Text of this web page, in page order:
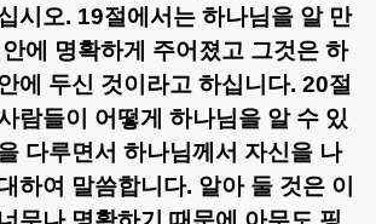
시오. 19절에서는 하나님을 알 만
에 명확하게 주어졌고 그것은 하
에 두신 것이라고 하십니다. 20절
람들이 어떻게 하나님을 알 수 있
다루면서 하나님께서 자신을 나
하여 말씀합니다. 알아 둘 것은 이